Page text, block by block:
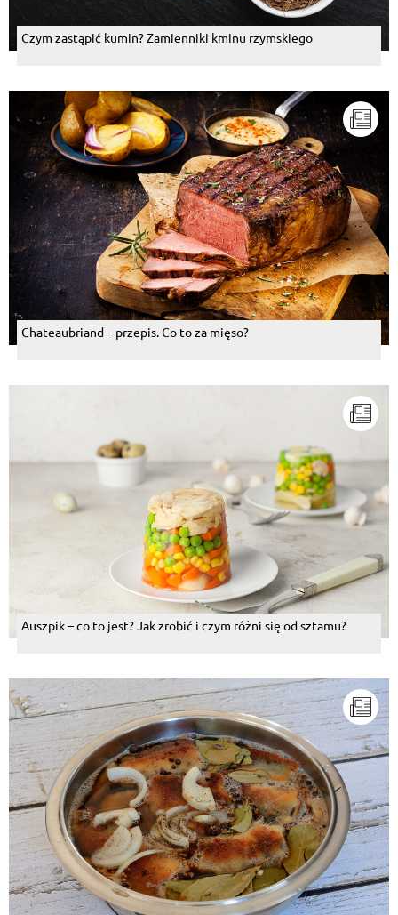
Czym zastąpić kumin? Zamienniki kminu rzymskiego
Chateaubriand – przepis. Co to za mięso?
Auszpik – co to jest? Jak zrobić i czym różni się od sztamu?